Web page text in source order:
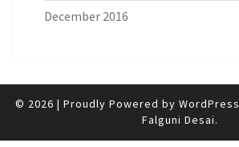
December 2016
© 2026 | Proudly Powered by WordPress
Falguni Desai.